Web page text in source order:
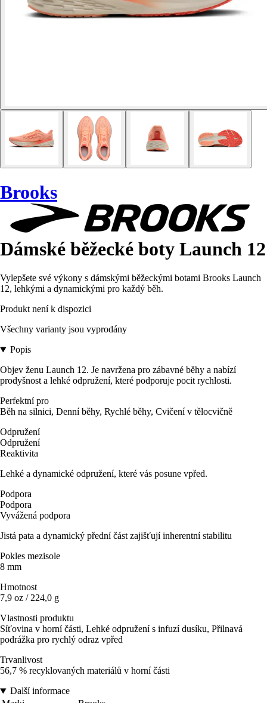
Brooks
Dámské běžecké boty Launch 12
Vylepšete své výkony s dámskými běžeckými botami Brooks Launch
12, lehkými a dynamickými pro každý běh.
Produkt není k dispozici
Všechny varianty jsou vyprodány
Popis
Objev ženu Launch 12. Je navržena pro zábavné běhy a nabízí
prodyšnost a lehké odpružení, které podporuje pocit rychlosti.
Perfektní pro
Běh na silnici, Denní běhy, Rychlé běhy, Cvičení v tělocvičně
Odpružení
Odpružení
Reaktivita
Lehké a dynamické odpružení, které vás posune vpřed.
Podpora
Podpora
Vyvážená podpora
Jistá pata a dynamický přední část zajišťují inherentní stabilitu
Pokles mezisole
8 mm
Hmotnost
7,9 oz / 224,0 g
Vlastnosti produktu
Síťovina v horní části, Lehké odpružení s infuzí dusíku, Přilnavá
podrážka pro rychlý odraz vpřed
Trvanlivost
56,7 % recyklovaných materiálů v horní části
Další informace